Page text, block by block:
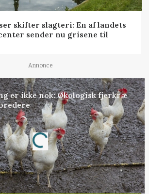
skifter slagteri: En af landets
sender nu grisene til
Annonce
er ikke nok: Økologisk fjerkræ
Annonce
Loading...
Jobs